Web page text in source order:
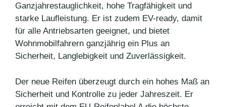
Ganzjahrestauglichkeit, hohe Tragfähigkeit und
starke Laufleistung. Er ist zudem EV-ready, damit
für alle Antriebsarten geeignet, und bietet
Wohnmobilfahrern ganzjährig ein Plus an
Sicherheit, Langlebigkeit und Zuverlässigkeit.
Der neue Reifen überzeugt durch ein hohes Maß an
Sicherheit und Kontrolle zu jeder Jahreszeit. Er